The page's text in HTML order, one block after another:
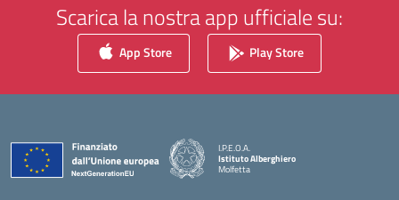
Scarica la nostra app ufficiale su:
App Store Play Store
I.P.E.O.A.
Istituto Alberghiero
Molfetta